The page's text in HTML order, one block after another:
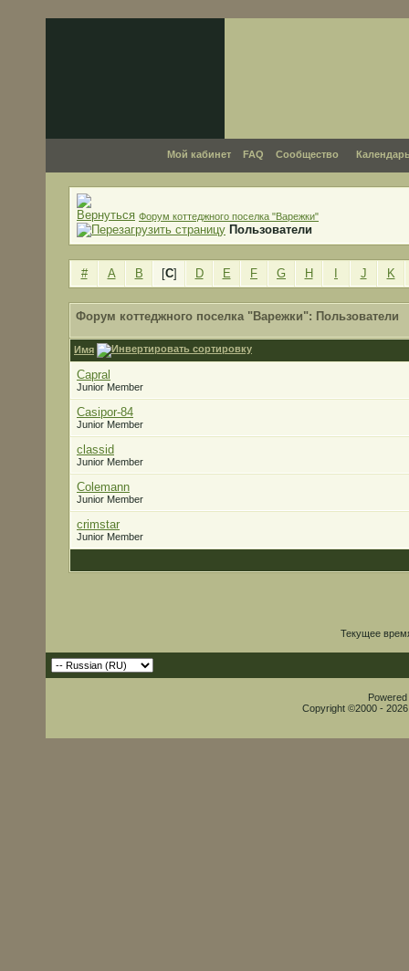
Мой кабинет FAQ Сообщество
Форум коттеджного поселка "Варежки"
Пользователи
# A B [C] D E F G H J K
Форум коттеджного поселка "Варежки": Пользователи
Имя
Capral
Junior Member
Casipor-84
Junior Member
classid
Junior Member
Colemann
Junior Member
crimstar
Junior Member
Текущее
Copyright ©2000 -